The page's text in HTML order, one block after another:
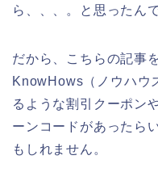
ら、、、。と思ったん
だから、こちらの記事
KnowHows（ノウハウ
るような割引クーポン
ーンコードがあったら
もしれません。